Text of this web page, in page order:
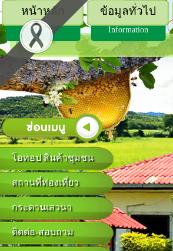
โอทอป สินค้าชุมชน
สถานที่ท่องเที่ยว
กระดานเสวนา
ติดต่อ-สอบถาม
หน้าหลัก
Home
ข้อมูลทั่วไป
Information